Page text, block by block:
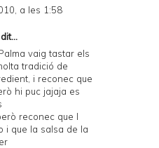
a les 1:58
vaig tastar els
tradició de
i reconec que
hi puc jajaja es
reconec que l
i que la salsa de la